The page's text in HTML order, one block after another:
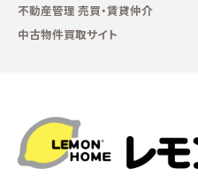
不動産管理 売買・賃貸仲介
中古物件買取サイト